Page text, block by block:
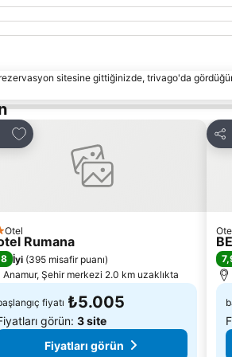
sitesine gittiğinizde, trivago'da
Favorilerime ekle
Otel
Rumana
İyi (395 misafir puanı)
Anamur, Şehir merkezi 2.0 km uzaklıkta
fiyatı ₺5.005
görün: 3 site
Fiyatları görün